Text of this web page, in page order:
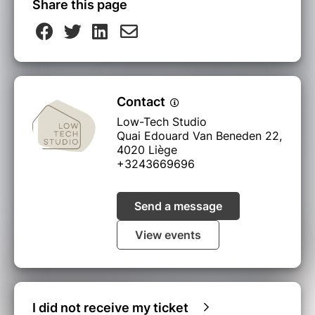
inspirante, idéale pour repenser notre
Share this page
Contact
Low-Tech Studio
Quai Edouard Van Beneden 22,
4020 Liège
+3243669696
Send a message
View events
I did not receive my ticket